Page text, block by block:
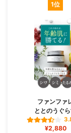
1位
ファンファ
ととのうぐ
¥2,880